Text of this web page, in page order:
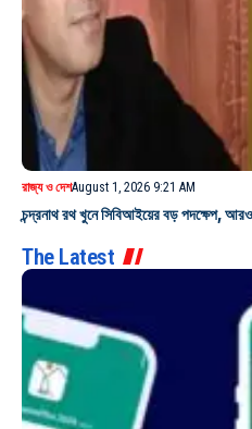
রাজ্য ও দেশAugust 1, 2026 9:21 AM
চন্দ্রনাথ রথ খুনে সিবিআইয়ের বড় পদক্ষেপ,
The Latest